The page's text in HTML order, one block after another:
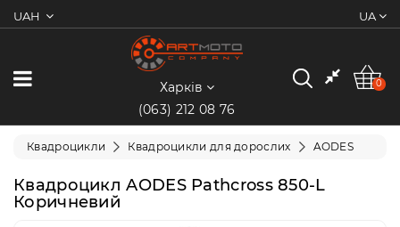
UAH UA
0
Категорії
Мотоцикли
Харків
(063) 212 08 76
0
Квадроцикли Квадроцикли для дорослих AODES
Квадроцикл AODES Pathcross 850-L
Коричневий